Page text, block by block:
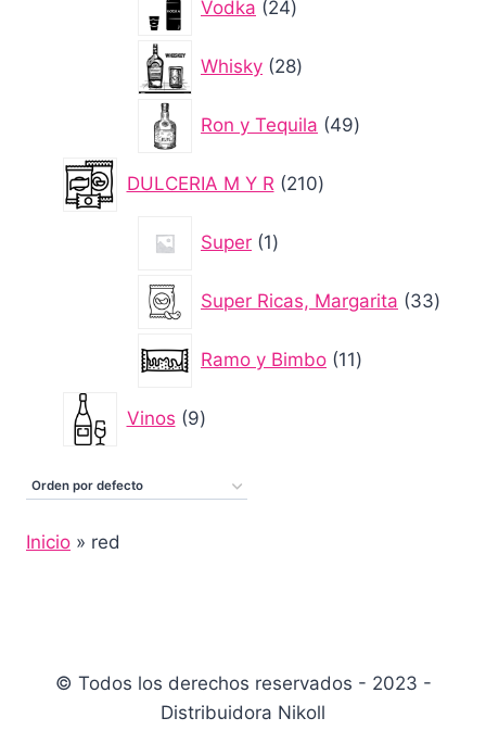
Vodka
24
productos
Whisky 28
productos
Ron y Tequila
49
productos
DULCERIA M Y R 210
productos
Super 1
producto
Super Ricas, Margarita
33
Ramo y Bimbo 11
productos
Vinos 9
productos
Inicio » red
© Todos los derechos reservados - 2023 -
Distribuidora Nikoll